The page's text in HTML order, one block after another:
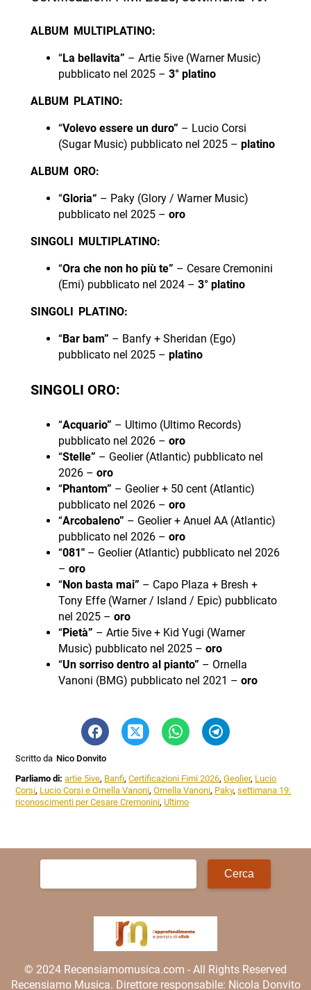
ALBUM MULTIPLATINO:
“La bellavita” – Artie 5ive (Warner Music)
pubblicato nel 2025 – 3° platino
ALBUM PLATINO:
“Volevo essere un duro” – Lucio Corsi
(Sugar Music) pubblicato nel 2025 – platino
ALBUM ORO:
“Gloria“ – Paky (Glory / Warner Music)
pubblicato nel 2025 – oro
SINGOLI MULTIPLATINO:
“Ora che non ho più te” – Cesare Cremonini
(Emi) pubblicato nel 2024 – 3° platino
SINGOLI PLATINO:
“Bar bam” – Banfy + Sheridan (Ego)
pubblicato nel 2025 – platino
SINGOLI ORO:
“Acquario” – Ultimo (Ultimo Records)
pubblicato nel 2026 – oro
“Stelle” – Geolier (Atlantic) pubblicato nel
2026 – oro
“Phantom” – Geolier + 50 cent (Atlantic)
pubblicato nel 2026 – oro
“Arcobaleno” – Geolier + Anuel AA (Atlantic)
pubblicato nel 2026 – oro
“081″– Geolier (Atlantic) pubblicato nel 2026
– oro
“Non basta mai” – Capo Plaza + Bresh +
Tony Effe (Warner / Island / Epic) pubblicato
nel 2025 – oro
“Pietà” – Artie 5ive + Kid Yugi (Warner
Music) pubblicato nel 2025 – oro
“Un sorriso dentro al pianto” – Ornella
Vanoni (BMG) pubblicato nel 2021 – oro
Scritto da Nico Donvito
Parliamo di:artie 5ive, Banfi,Certificazioni Fimi 2026,Geolier, Lucio
Corsi, Lucio Corsi e Ornella Vanoni,Ornella Vanoni, Paky,settimana 19:
riconoscimenti per Cesare Cremonini,Ultimo
Ricerca
© 2024 Recensiamomusica.com - All Rights Reserved
Recensiamo Musica. Direttore responsabile: Nicola Donvito